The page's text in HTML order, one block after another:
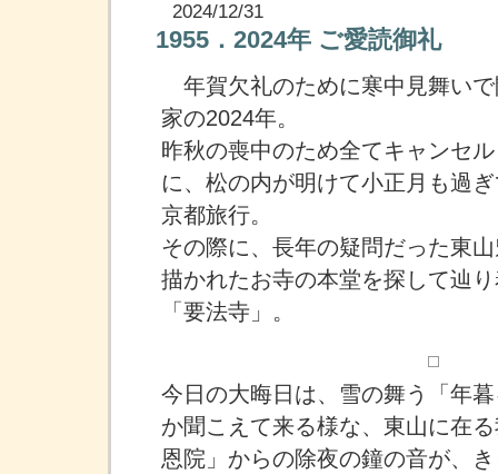
2024/12/31
1955．2024年 ご愛読御礼
年賀欠礼のために寒中見舞い
家の2024年。
昨秋の喪中のため全てキャンセ
に、松の内が明けて小正月も過
京都旅行。
その際に、長年の疑問だった東
描かれたお寺の本堂を探して辿
「要法寺」。
今日の大晦日は、雪の舞う「年
か聞こえて来る様な、東山に在
恩院」からの除夜の鐘の音が、